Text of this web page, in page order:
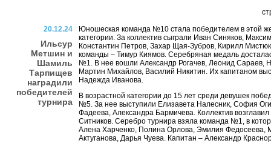
20.12.24
Ильсур
Метшин и
Шамиль
Тарпищев
наградили
победителей
турнира
Юношеская команда №10 стала победителем в этой
категории. За коллектив сыграли Иван Синяков,
Константин Петров, Захар Щая-Зубров, Кирилл
команды – Тимур Киямов. Серебряная медаль
№1. В нее вошли Александр Рогачев, Леонид Сараев,
Мартин Михайлов, Василий Никитин. Их капитаном
Надежда Иванова.
В возрастной категории до 15 лет среди девушек
№5. За нее выступили Елизавета Налесник, София
Фадеева, Александра Бармичева. Коллектив
Ситников. Серебро турнира взяла команда №1, в
Алена Харченко, Полина Орлова, Эмилия Федосеева,
Актуганова, Дарья Чуева. Капитан – Александр